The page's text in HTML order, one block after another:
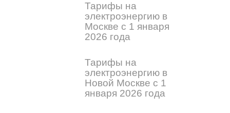
Тарифы на
электроэнергию в
Москве с 1 января
2026 года
Тарифы на
электроэнергию в
Новой Москве с 1
января 2026 года